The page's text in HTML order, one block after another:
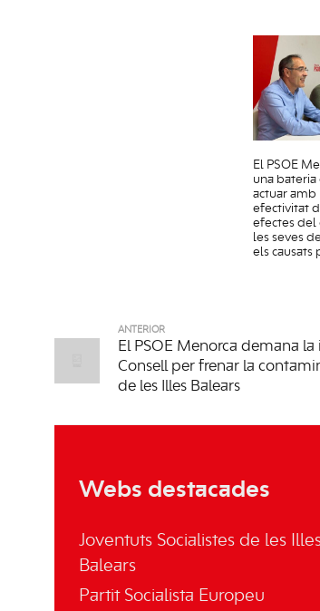
El PSOE
una bateria
actuar amb
efectivitat
efectes del
les seves
els causats
ANTERIOR
El PSOE Menorca demana
Consell per frenar la
de les Illes Balears
Webs destacades
Joventuts Socialistes de les
Balears
Partit Socialista Europeu